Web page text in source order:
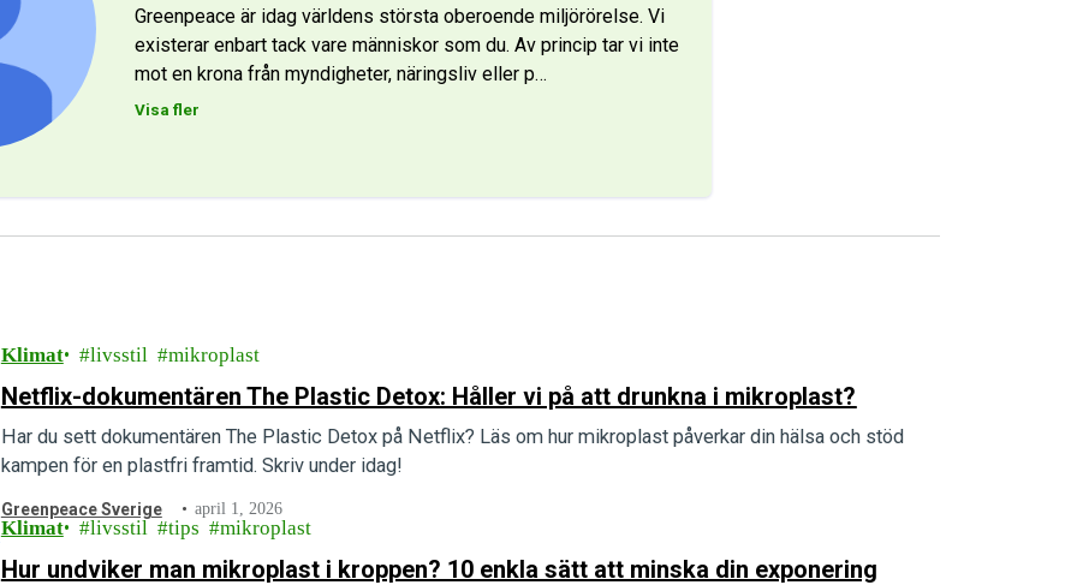
Greenpeace är idag världens största oberoende miljörörelse. Vi
existerar enbart tack vare människor som du. Av princip tar vi inte
mot en krona från myndigheter, näringsliv eller p…
Visa fler
Klimat livsstil mikroplast
Netflix-dokumentären The Plastic Detox: Håller vi på att drunkna i mikroplast?
Har du sett dokumentären The Plastic Detox på Netflix? Läs om hur mikroplast påverkar din hälsa och stöd
kampen för en plastfri framtid. Skriv under idag!
Greenpeace Sverige april 1, 2026
Klimat livsstil tips mikroplast
Hur undviker man mikroplast i kroppen? 10 enkla sätt att minska din exponering